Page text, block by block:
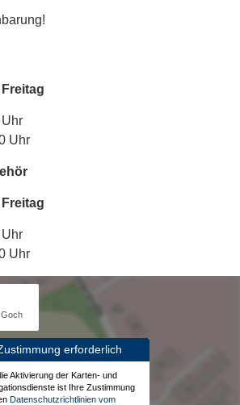
Uhr
Uhr
erforderlich
Aktivierung der Karten- und
ist Ihre Zustimmung
Datenschutzrichtlinien vom